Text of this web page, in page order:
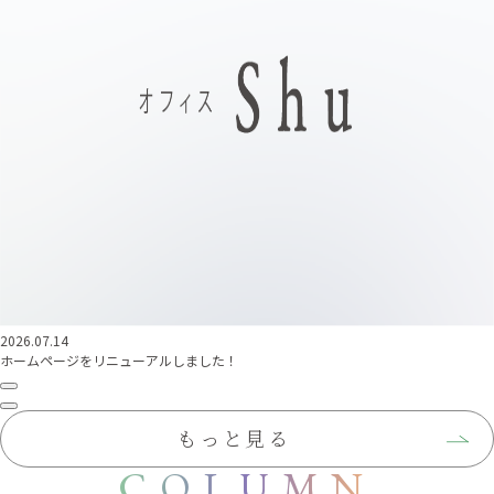
2026.07.14
ホームページをリニューアルしました！
もっと見る